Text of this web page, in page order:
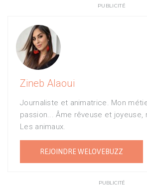
PUBLICITÉ
Zineb Alaoui
Journaliste et animatrice. Mon
passion... Âme rêveuse et joyeuse,
Les animaux.
REJOINDRE WELOVEBUZZ
PUBLICITÉ